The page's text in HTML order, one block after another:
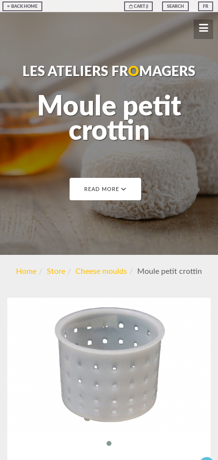
FR
SEARCH
CART ()
BACK HOME
LES ATELIERS FROMAGERS
Moule petit
crottin
READ MORE
Home Store Cheese moulds Moule petit crottin